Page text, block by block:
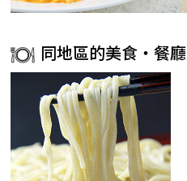
同地區的美食・餐廳